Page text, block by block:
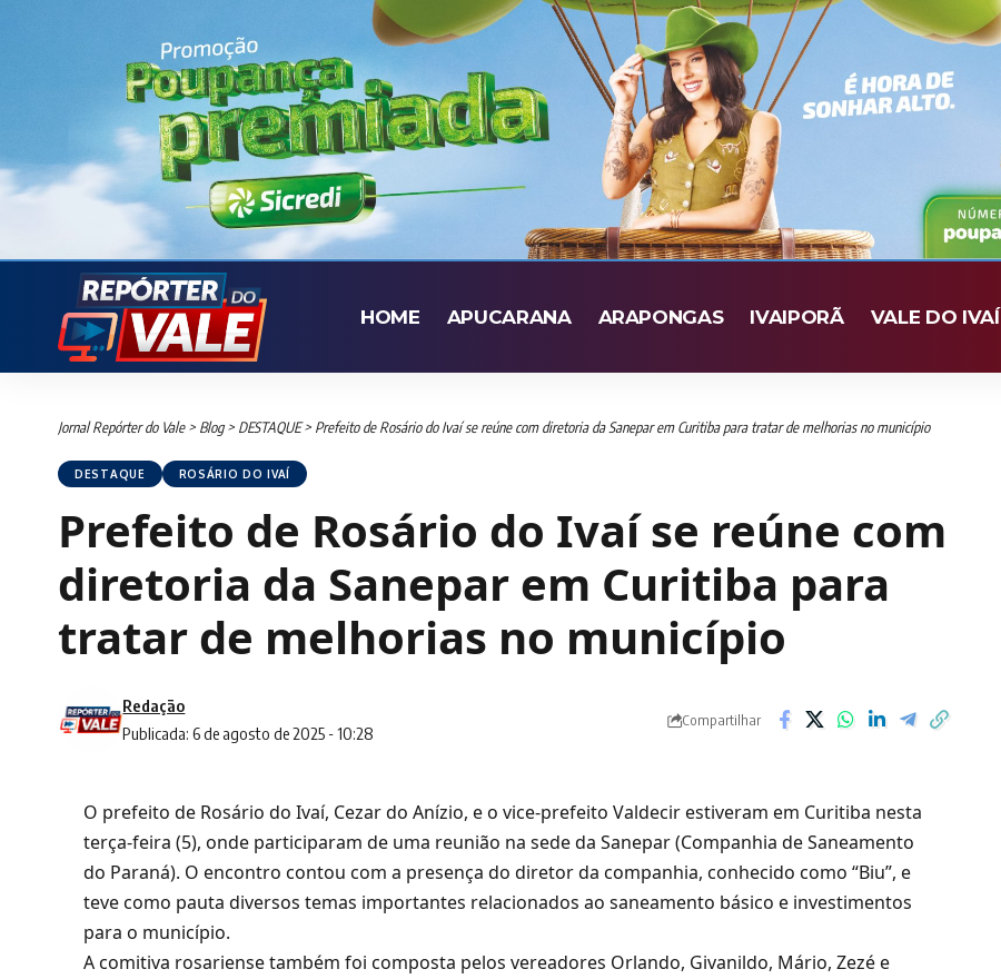
HOME APUCARANA ARAPONGAS IVAIPORÃ VALE DO IVAÍ
Jornal Repórter do Vale> Blog> DESTAQUE> Prefeito de Rosário do Ivaí se reúne com diretoria da Sanepar em Curitiba para tratar de melhorias no município
DESTAQUE ROSÁRIO DO IVAÍ
Prefeito de Rosário do Ivaí se reúne com
diretoria da Sanepar em Curitiba para
tratar de melhorias no município
Publicada: 6 de agosto de 2025 - 10:28
Redação
Compartilhar
O prefeito de Rosário do Ivaí, Cezar do Anízio, e o vice-prefeito Valdecir estiveram em Curitiba nesta
terça-feira (5), onde participaram de uma reunião na sede da Sanepar (Companhia de Saneamento
do Paraná). O encontro contou com a presença do diretor da companhia, conhecido como “Biu”, e
teve como pauta diversos temas importantes relacionados ao saneamento básico e investimentos
para o município.
A comitiva rosariense também foi composta pelos vereadores Orlando, Givanildo, Mário, Zezé e